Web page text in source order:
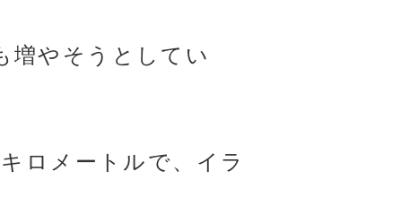
増やそうとしてい
ロメートルで、イラ